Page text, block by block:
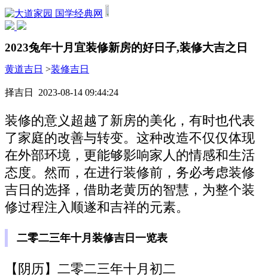
国学经典网
2023兔年十月宜装修新房的好日子,装修大吉之日
黄道吉日 >装修吉日
择吉日 2023-08-14 09:44:24
装修的意义超越了新房的美化，有时也代表
了家庭的改善与转变。这种改造不仅仅体现
在外部环境，更能够影响家人的情感和生活
态度。然而，在进行装修前，务必考虑装修
吉日的选择，借助老黄历的智慧，为整个装
修过程注入顺遂和吉祥的元素。
二零二三年十月装修吉日一览表
【阴历】二零二三年十月初二